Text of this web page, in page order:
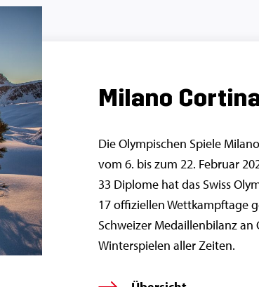
Milano
Die Olympischen Spiele
vom 6. bis zum 22. Februar
33 Diplome hat das Swiss
17 offiziellen Wettkampftage
Schweizer Medaillenbilanz an
Winterspielen aller Zeiten.